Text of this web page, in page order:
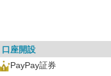
口座開設
PayPay証券